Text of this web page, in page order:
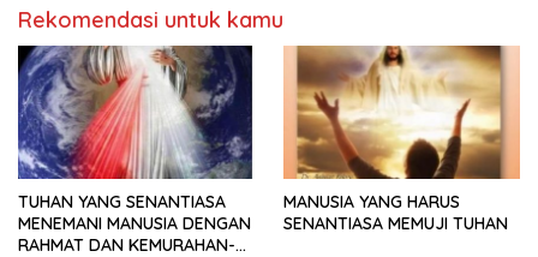
Rekomendasi untuk kamu
TUHAN YANG SENANTIASA
MENEMANI MANUSIA DENGAN
RAHMAT DAN KEMURAHAN-
MANUSIA YANG HARUS
SENANTIASA MEMUJI TUHAN